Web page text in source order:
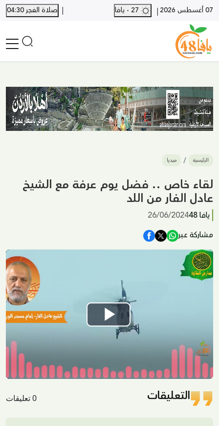
07 أغسطس 2026 |
| صلاة الفجر 04:30
أخبار محلية
أخبار يافا
SHORTS
أخبار اللد والرملة
بيع وشراء
وفيات
المزيد
الرئيسية ميديا
لقاء خاص .. فضل يوم عرفة مع الشيخ
عادل الفار من اللد
يافا 48
26/06/2024
مشاركة عبر
Play
Video
التعليقات 0 تعليقات